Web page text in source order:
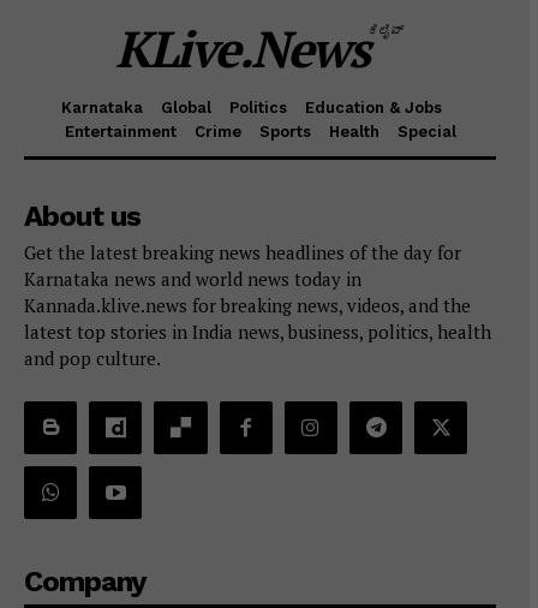
KLive.Newsಕೆಲೈವ್
Karnataka Global Politics
Education & Jobs
Entertainment
Crime Sports Health Special
About us
Get the latest breaking news headlines of the day for
Karnataka news and world news today in
Kannada.klive.news for breaking news, videos, and the
latest top stories in India news, business, politics, health
and pop culture.
Company